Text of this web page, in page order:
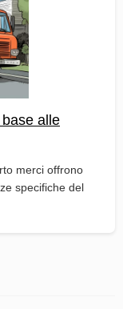
alle
merci offrono
specifiche del